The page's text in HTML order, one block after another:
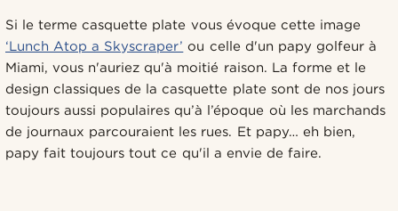
Si le terme casquette plate vous évoque cette image
‘Lunch Atop a Skyscraper’ ou celle d'un papy golfeur à
Miami, vous n'auriez qu'à moitié raison. La forme et le
design classiques de la casquette plate sont de nos jours
toujours aussi populaires qu’à l’époque où les marchands
de journaux parcouraient les rues. Et papy… eh bien,
papy fait toujours tout ce qu'il a envie de faire.